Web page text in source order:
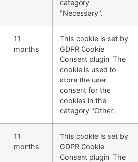
category
"Necessary".
11
months
This cookie is set by
GDPR Cookie
Consent plugin. The
cookie is used to
store the user
consent for the
cookies in the
category "Other.
11
months
This cookie is set by
GDPR Cookie
Consent plugin. The